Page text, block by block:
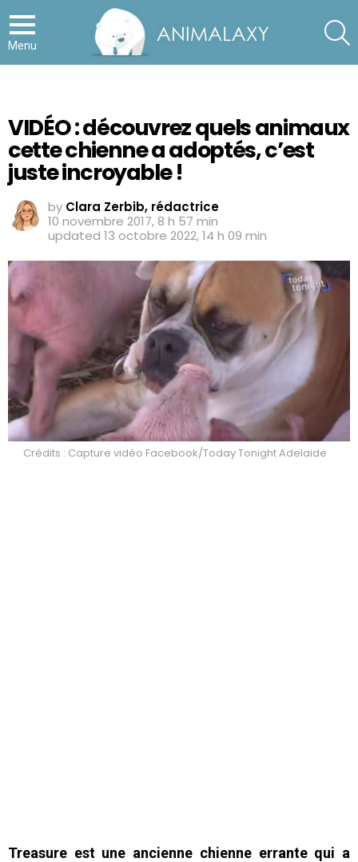
Menu
VIDÉO : découvrez quels animaux
cette chienne a adoptés, c’est
juste incroyable !
by Clara Zerbib, rédactrice
10 novembre 2017, 8 h 57 min
updated 13 octobre 2022, 14 h 09 min
Crédits : Capture vidéo Facebook/Today Tonight Adelaide
Treasure est une ancienne chienne errante qui a